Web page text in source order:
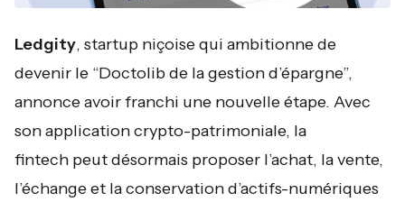
Ledgity, startup niçoise qui ambitionne de
devenir le “Doctolib de la gestion d’épargne”,
annonce avoir franchi une nouvelle étape. Avec
son application crypto-patrimoniale, la
fintech peut désormais proposer l’achat, la vente,
l’échange et la conservation d’actifs-numériques